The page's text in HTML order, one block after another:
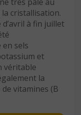
cristallisation.
à fin juillet
en sels
et
véritable
la
vitamines (B